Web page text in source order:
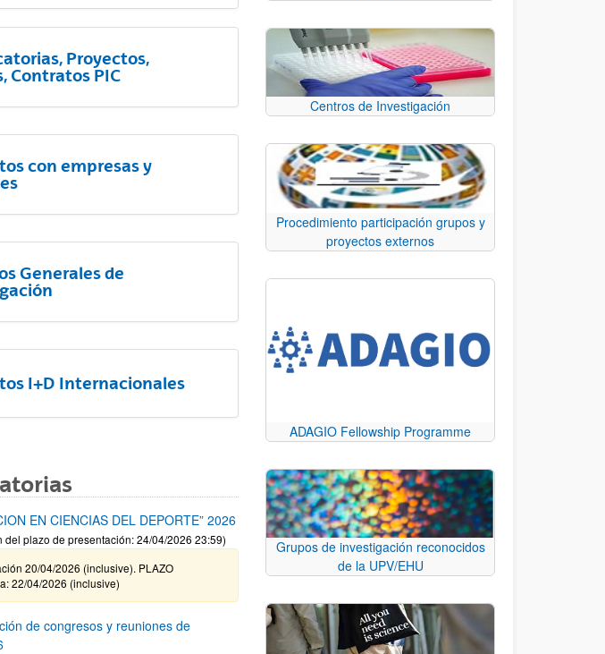
Proyectos,
Contratos PIC
con empresas y
Generales de
I+D Internacionales
EN CIENCIAS DEL DEPORTE” 2026
plazo de presentación: 24/04/2026 23:59)
20/04/2026 (inclusive). PLAZO
22/04/2026 (inclusive)
de congresos y reuniones de
Centros de Investigación
Procedimiento participación grupos y
proyectos externos
ADAGIO Fellowship Programme
Grupos de investigación reconocidos
de la UPV/EHU